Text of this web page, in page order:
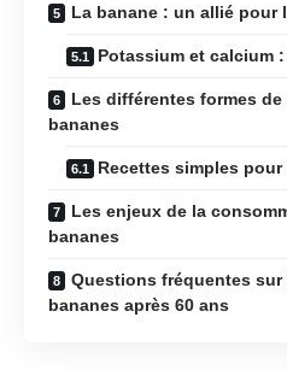
La banane : un allié pour
Potassium et calcium
Les différentes formes
bananes
Recettes simples
Les enjeux de la
bananes
Questions fréquentes
bananes après 60 ans